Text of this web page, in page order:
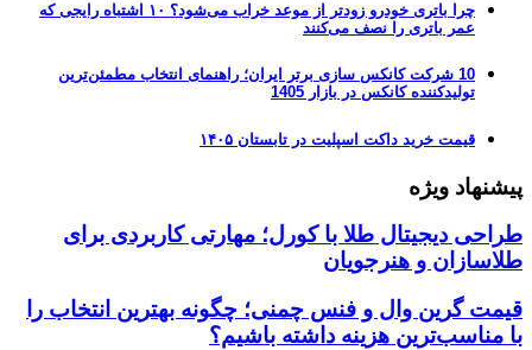
چرا باتری خودرو زودتر از موعد خراب می‌شود؟ ۱۰ اشتباه رایجی که
عمر باتری را نصف می‌کنند
10 شرکت کانکس سازی برتر ایران؛ راهنمای انتخاب مطمئن‌ترین
تولیدکننده کانکس در بازار 1405
قیمت خرید داکت اسپلیت در تابستان ۱۴۰۵
پیشنهاد ویژه
طراحی دیجیتال طلا با کورل؛ مهارتی کاربردی برای
طلاسازان و هنرجویان
قیمت گرین وال و فنس چمنی؛ چگونه بهترین انتخاب را
با مناسب‌ترین هزینه داشته باشیم؟